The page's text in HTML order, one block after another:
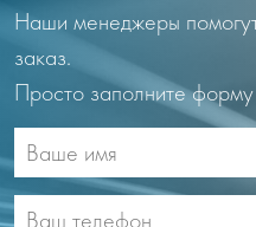
Наши менеджеры
заказ.
Просто заполните